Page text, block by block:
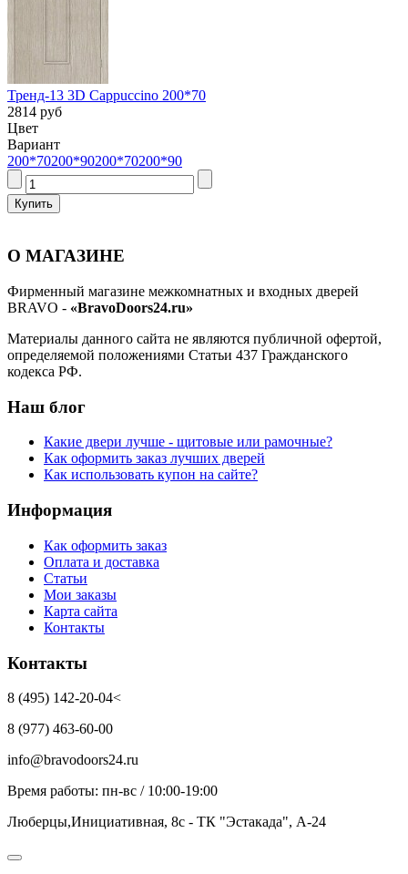
Тренд-13 3D Cappuccino 200*70
2814 руб
Цвет
Вариант
200*70200*90200*70200*90
О МАГАЗИНЕ
Фирменный магазине межкомнатных и входных дверей
BRAVO - «BravoDoors24.ru»
Материалы данного сайта не являются публичной офертой,
определяемой положениями Статьи 437 Гражданского
кодекса РФ.
Наш блог
Какие двери лучше - щитовые или рамочные?
Как оформить заказ лучших дверей
Как использовать купон на сайте?
Информация
Как оформить заказ
Оплата и доставка
Статьи
Мои заказы
Карта сайта
Контакты
Контакты
8 (495) 142-20-04<
8 (977) 463-60-00
info@bravodoors24.ru
Время работы: пн-вс / 10:00-19:00
Люберцы,Инициативная, 8с - ТК "Эстакада", А-24